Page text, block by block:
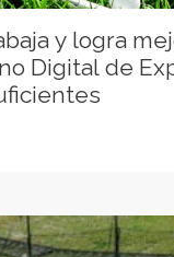
y logra
Digital de